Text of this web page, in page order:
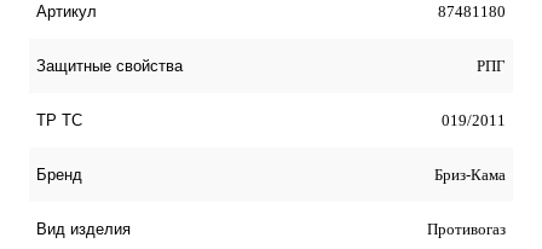
Артикул 87481180
Защитные свойства РПГ
ТР ТС 019/2011
Бренд Бриз-Кама
Вид изделия Противогаз